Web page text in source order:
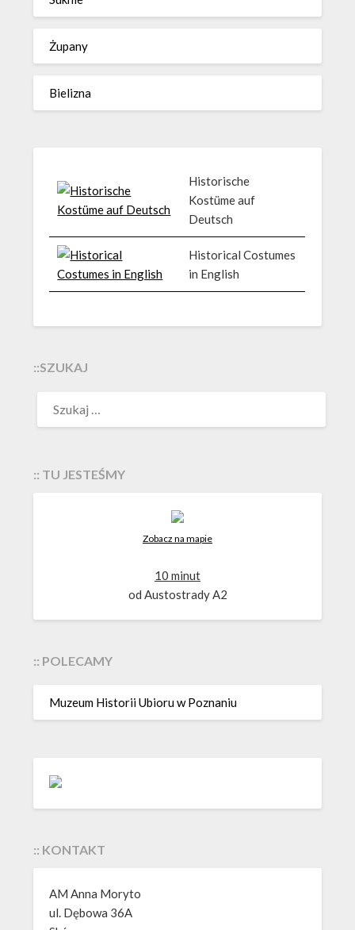
Żupany
Bielizna
Historische
Kostüme auf
Deutsch
Historical Costumes
in English
::SZUKAJ
:: TU JESTEŚMY
Zobacz na mapie
10 minut
od Austostrady A2
:: POLECAMY
Muzeum Historii Ubioru w Poznaniu
:: KONTAKT
AM Anna Moryto
ul. Dębowa 36A